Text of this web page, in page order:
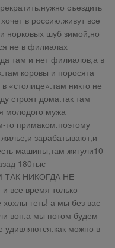
съездить
в россию.живут все
норковых шуб зимой,но
не в филиалах
там и нет филиалов,а в
коровы и поросята
«столице».там никто не
строят дома.так там
молодого мужа
то примаком.поэтому
зарабатывают,и
машины,там жигули10
180тыс
ТАК НИКОГДА НЕ
все время только
геть! а мы без вас
вон,а мы потом будем
удивляются,как можно в